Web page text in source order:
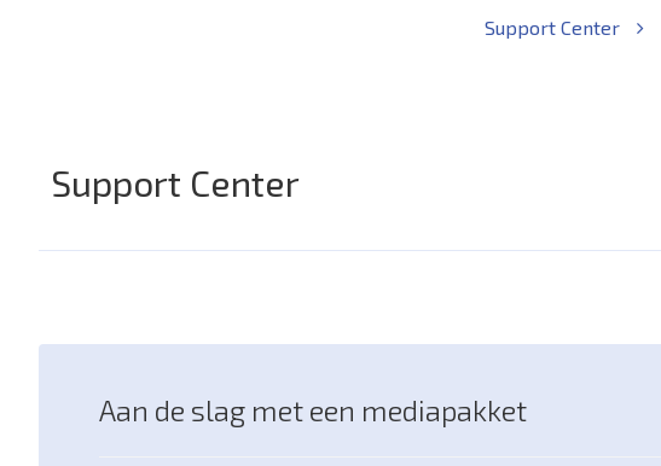
Support Center
Support Center
Aan de slag met een mediapakket